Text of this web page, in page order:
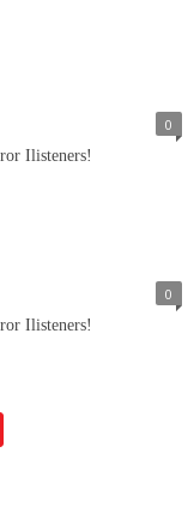
0
Ilisteners!
0
Ilisteners!